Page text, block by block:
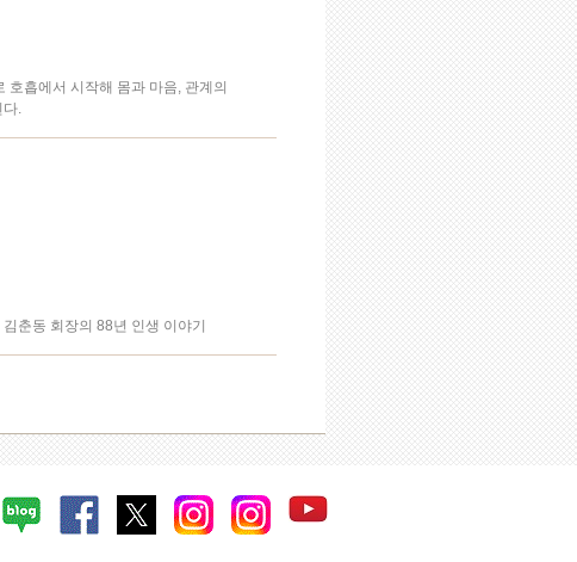
흡에서 시작해 몸과 마음, 관계의
다.
춘동 회장의 88년 인생 이야기